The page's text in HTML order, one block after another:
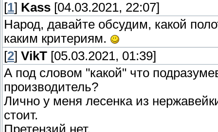
[1] Kass [04.03.2021, 22:07]
Народ, давайте обсудим, какой
каким критериям.
[2] VikT [05.03.2021, 01:39]
А под словом "какой" что
производитель?
Лично у меня лесенка из
стоит.
Претензий нет.